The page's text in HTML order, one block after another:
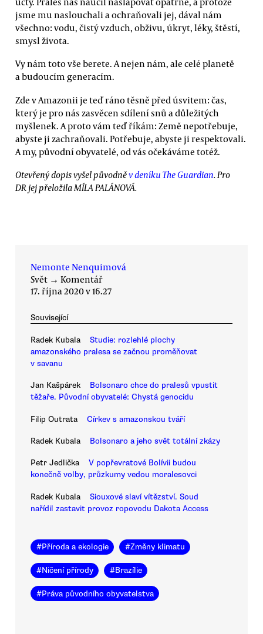
jsme mu naslouchali a ochraňovali jej, dával nám
všechno: vodu, čistý vzduch, obživu, úkryt, léky, štěstí,
smysl života.
Vy nám toto vše berete. A nejen nám, ale celé planetě
a budoucím generacím.
Zde v Amazonii je teď ráno těsně před úsvitem: čas,
který je pro nás zasvěcen sdílení snů a důležitých
myšlenek. A proto vám teď říkám: Země nepotřebuje,
abyste ji zachraňovali. Potřebuje, abyste ji respektovali.
A my, původní obyvatelé, od vás očekáváme totéž.
Otevřený dopis vyšel původněv deníku The Guardian. Pro
DR jej přeložila MÍLA PALÁNOVÁ.
Nemonte Nenquimová
Svět → Komentář
17. října 2020 v 16.27
Související
Radek Kubala
Studie: rozlehlé plochy
amazonského pralesa se začnou proměňovat
v savanu
Jan Kašpárek
Bolsonaro chce do pralesů vpustit
těžaře. Původní obyvatelé: Chystá genocidu
Filip Outrata Církev s amazonskou tváří
Radek Kubala Bolsonaro a jeho svět totální zkázy
Petr Jedlička
V popřevratové Bolívii budou
konečně volby, průzkumy vedou moralesovci
Radek Kubala
Siouxové slaví vítězství. Soud
nařídil zastavit provoz ropovodu Dakota Access
#Příroda a ekologie #Změny klimatu
#Ničení přírody #Brazílie
#Práva původního obyvatelstva